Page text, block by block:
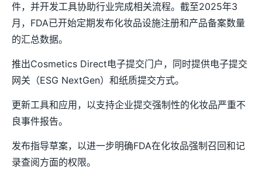
件，并开发工具协助行业完成相关流程。截至2025年3
月，FDA已开始定期发布化妆品设施注册和产品备案数量
的汇总数据。
推出Cosmetics Direct电子提交门户，同时提供电子提交
网关（ESG NextGen）和纸质提交方式。
更新工具和应用，以支持企业提交强制性的化妆品严重不
良事件报告。
发布指导草案，以进一步明确FDA在化妆品强制召回和记
录查阅方面的权限。